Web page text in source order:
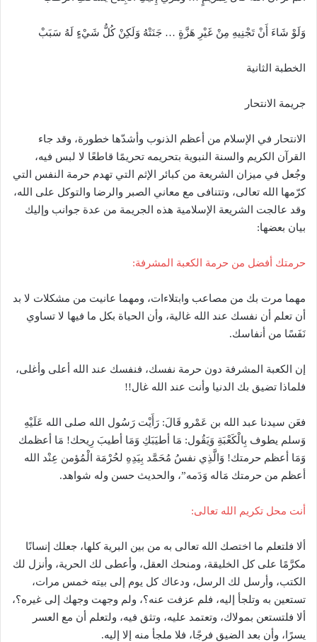
وَلَوْ شَاءَ أَنْ تَجْنِيهِ مِنْ غَيْرِ هَزَّةٍ … جَنَتْهُ وَلَكِنْ كُلُّ شَيْءٍ لَهُ سَبَبْ
الخطبة الثانية
جريمة الانتحار
الانتحار في الإسلام من أعظم الذنوب وأشدّها خطورة، وقد جاء
القرآن الكريم والسنة النبوية بتحريمه تحريمًا قاطعًا لا لبس فيه،
وجُعل في ميزان الشريعة من كبائر الإثم التي تهدم حرمة النفس التي
كرّمها الله تعالى، وتتنافى مع معاني الصبر والرضا والتوكل على الله،
وقد عالجت الشريعة الإسلامية هذه الجريمة من عدة جوانب وإليك
بيان بعضها:
حرمتك أفضل من حرمة الكعبة المشرفة:
مهما مرت بك من مصاعب وابتلاءات، ومهما عانيت من مشكلات لا بد
أن تعلم أن نفسك عند الله غالية، وأن الحياة بكل ما فيها لا تساوي
نَفَسًا من أنفاسك.
إن الكعبة المشرفة دون حرمة نفسك، فنفسك عند الله أعلى وأغلى،
فلماذا تضيق بك الدنيا وأنت عند الله غال!!
فعَن سيدنا عبد الله بن عَمْرو قَالَ: رَأَيْت رَسُول الله صلى الله عَلَيْهِ
وَسلم يطوف بِالْكَعْبَةِ وَيَقُول: مَا أطيَبَكِ وَمَا أطيبَ رِيحك! مَا أعظمك
وَمَا أعظم حرمتك! وَالَّذِي نفسُ مُحَمَّد بِيَدِهِ لحُرْمَة الْمُؤمن عِنْد الله
أعظم من حرمتك مَاله وَدَمه”، والحديث حسن وله شواهد.
أنت محل تكريم الله تعالى:
ألا فلتعلم ما اختصك الله تعالى به من بين البرية كلها، جعلك إنسانًا
مكرَّمًا على كل الخليقة، ومنحك العقل، وأعطى لك الحرية، وأنزل لك
الكتب، وأرسل لك الرسل، ودعاك كل يوم إلى بيته خمس مرات،
تستعين به وتلجأ إليه، فلم عزفت عنه؟، ولم وجهت وجهك إلى غيره؟،
ألا فلتستعن بمولاك، وتعتمد عليه، وتثق فيه، ولتعلم أن مع العسر
يسرًا، وأن بعد الضيق فرجًا، فلا ملجأ منه إلا إليه.